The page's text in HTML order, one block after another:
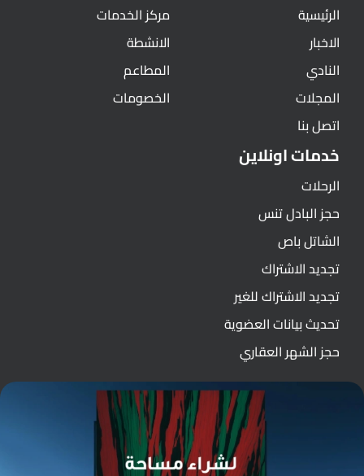
الرئيسية
الاخبار
النادي
المجلات
اتصل بنا
مركز الخدمات
الانشطة
المطاعم
الخصومات
خدمات اونلاين
الرحلات
حجز البادل تنس
الشاتل باص
تجديد الاشتراك
تجديد الاشتراك للغير
تحديث بيانات العضوية
حجز الشهر العقاري